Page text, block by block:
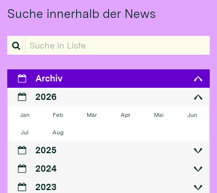
Suche innerhalb der News
Suche in Liste
Archiv
2026
Jan Feb Mär Apr Mai Jun
Jul Aug
2025
2024
2023